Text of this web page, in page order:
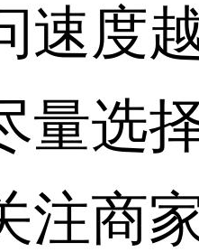
速度
选择
商家